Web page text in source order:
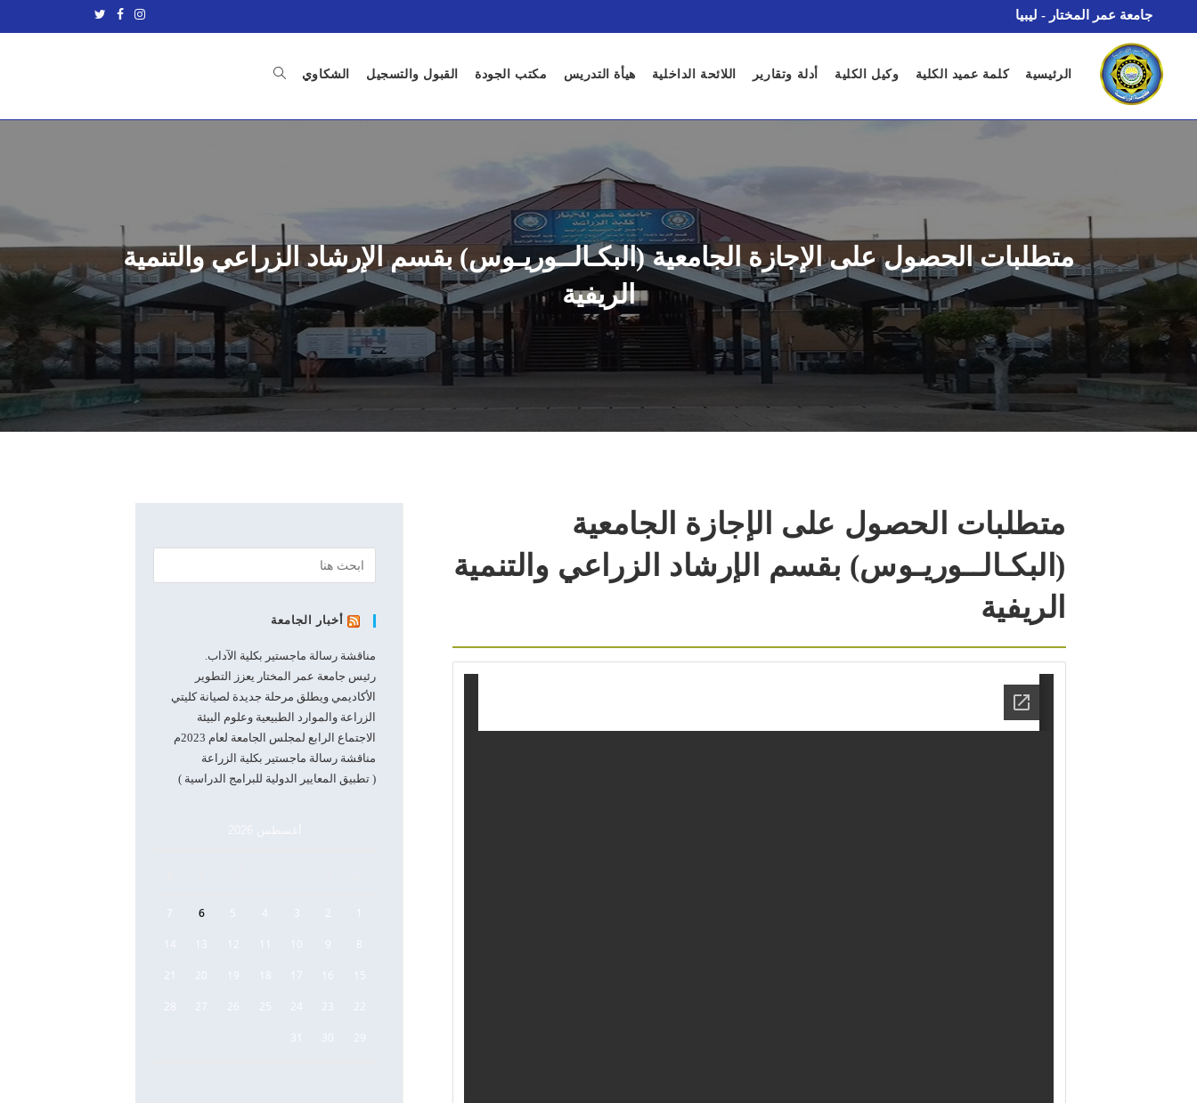
جامعة عمر المختار - ليبيا
الرئيسية كلمة عميد الكلية وكيل الكلية أدلة وتقارير اللائحة الداخلية هيأة التدريس مكتب الجودة القبول والتسجيل الشكاوي
متطلبات الحصول على الإجازة الجامعية (البكـالــوريـوس) بقسم الإرشاد الزراعي والتنمية
الريفية
متطلبات الحصول على الإجازة الجامعية
(البكـالــوريـوس) بقسم الإرشاد الزراعي والتنمية
الريفية
أخبار الجامعة
مناقشة رسالة ماجستير بكلية الآداب.
رئيس جامعة عمر المختار يعزز التطوير
الأكاديمي ويطلق مرحلة جديدة لصيانة كليتي
الزراعة والموارد الطبيعية وعلوم البيئة
الاجتماع الرابع لمجلس الجامعة لعام 2023م
مناقشة رسالة ماجستير بكلية الزراعة
( تطبيق المعايير الدولية للبرامج الدراسية )
1
2
3
4
6
7
8
9
10
11
12
13
14
15
16
17
18
19
20
21
22
23
24
25
26
27
28
29
30
31